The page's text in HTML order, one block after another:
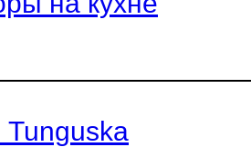
Tunguska